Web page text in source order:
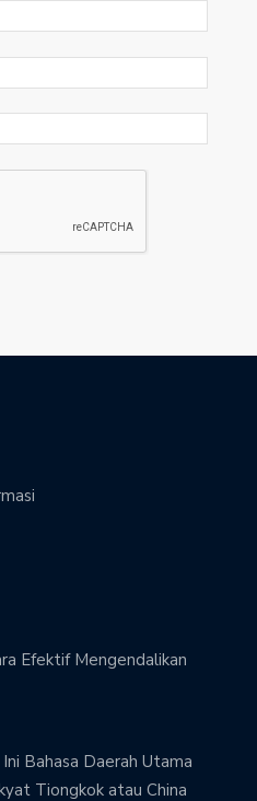
Efektif Mengendalikan
Bahasa Daerah Utama
Tiongkok atau China